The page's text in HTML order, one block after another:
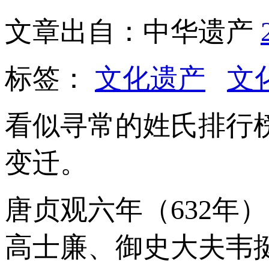
文章出自：中华遗产
标签： 文化遗产
文
看似寻常的姓氏排行
变迁。
唐贞观六年（632年
高士廉、御史大夫韦